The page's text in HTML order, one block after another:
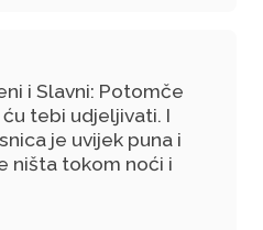
i Slavni: Potomče
tebi udjeljivati. I
je uvijek puna i
ništa tokom noći i